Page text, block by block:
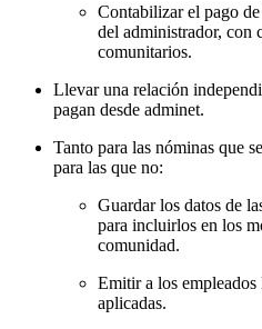
Contabilizar el pago
del administrador, con
comunitarios.
Llevar una relación
pagan desde adminet.
Tanto para las nóminas que
para las que no:
Guardar los datos de
para incluirlos en los
comunidad.
Emitir a los
aplicadas.